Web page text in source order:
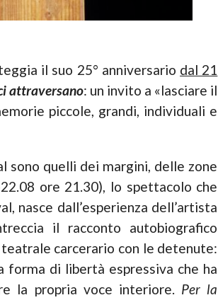
il suo 25° anniversario dal 21
attraversano: un invito a «lasciare il
piccole, grandi, individuali e
sono quelli dei margini, delle zone
ore 21.30), lo spettacolo che
nasce dall’esperienza dell’artista
il racconto autobiografico
carcerario con le detenute:
forma di libertà espressiva che ha
la propria voce interiore. Per la